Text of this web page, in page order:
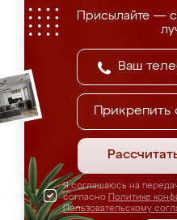
Присылайте —
Прикрепить
Я соглашаюсь на
согласно Политике
Пользовательскому